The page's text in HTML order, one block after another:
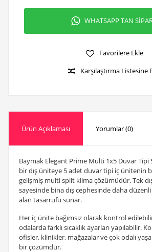
WHATSAPP'TAN
Favorilere Ekle
Karşılaştırma Listesine
Ürün Açıklaması Yorumlar (0)
Baymak Elegant Prime Multi 1x5 Duvar Tipi
bir dış üniteye 5 adet duvar tipi iç ünitenin
gelişmiş multi split klima çözümüdür. Tek
sayesinde bina dış cephesinde daha
alan tasarrufu sunar.
Her iç ünite bağımsız olarak kontrol
odalarda farklı sıcaklık ayarları yapılabilir.
ofisler, klinikler, mağazalar ve çok odalı
bir çözümdür.